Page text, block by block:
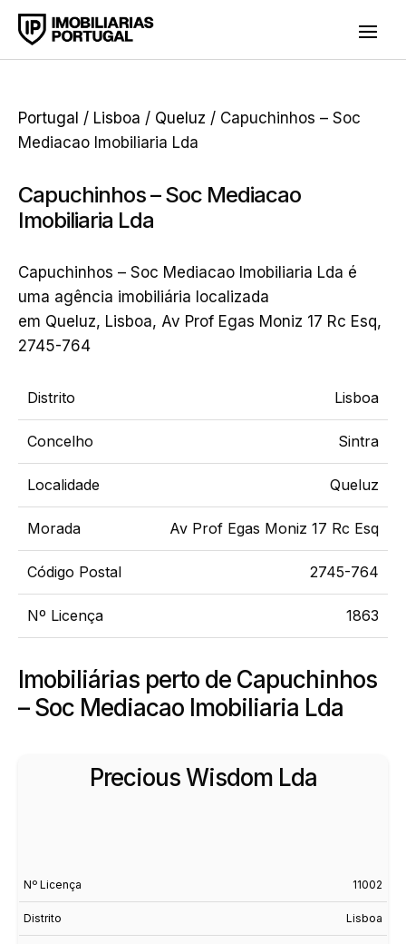
Portugal / Lisboa / Queluz / Capuchinhos – Soc
Mediacao Imobiliaria Lda
Capuchinhos – Soc Mediacao
Imobiliaria Lda
Capuchinhos – Soc Mediacao Imobiliaria Lda é
uma agência imobiliária localizada
em Queluz, Lisboa, Av Prof Egas Moniz 17 Rc Esq,
2745-764
Distrito Lisboa
Concelho Sintra
Localidade Queluz
Morada Av Prof Egas Moniz 17 Rc Esq
Código Postal 2745-764
Nº Licença 1863
Imobiliárias perto de Capuchinhos
– Soc Mediacao Imobiliaria Lda
Precious Wisdom Lda
Nº Licença 11002
Distrito Lisboa